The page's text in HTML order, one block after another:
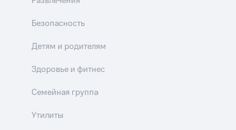
Безопасность
Детям и родителям
Здоровье и фитнес
Семейная группа
Утилиты